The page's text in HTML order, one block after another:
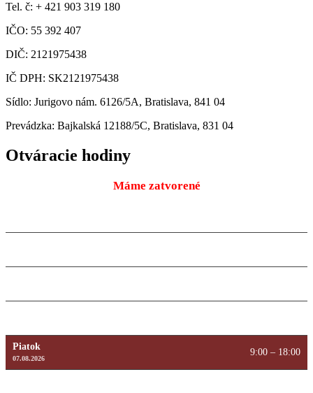
Tel. č: + 421 903 319 180
IČO: 55 392 407
DIČ: 2121975438
IČ DPH: SK2121975438
Sídlo: Jurigovo nám. 6126/5A, Bratislava, 841 04
Prevádzka: Bajkalská 12188/5C, Bratislava, 831 04
Otváracie hodiny
Máme zatvorené
Piatok
07.08.2026
9:00 – 18:00